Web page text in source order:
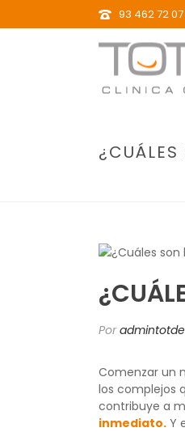
93 462 72 07
Por
Comenzar un
los complejos
contribuye a
inmediato. Y